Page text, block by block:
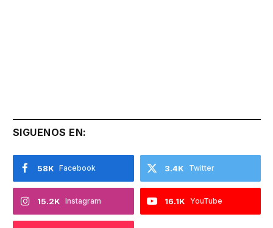
SIGUENOS EN:
Facebook
58K Twitter
3.4K
Instagram
15.2K YouTube
16.1K